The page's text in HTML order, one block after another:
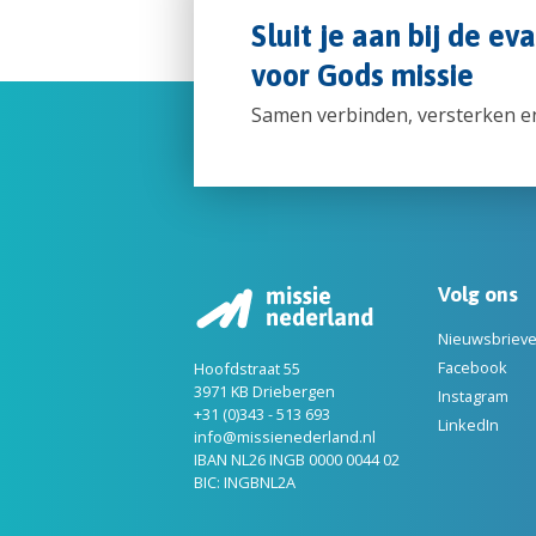
Sluit je aan bij de
voor Gods missie
Samen verbinden, versterken
Hoofdstraat 55
3971 KB Driebergen
+31 (0)343 - 513 693
info@missienederland.nl
IBAN NL26 INGB 0000 0044 02
BIC: INGBNL2A
Volg ons
Facebook
Instagram
LinkedIn